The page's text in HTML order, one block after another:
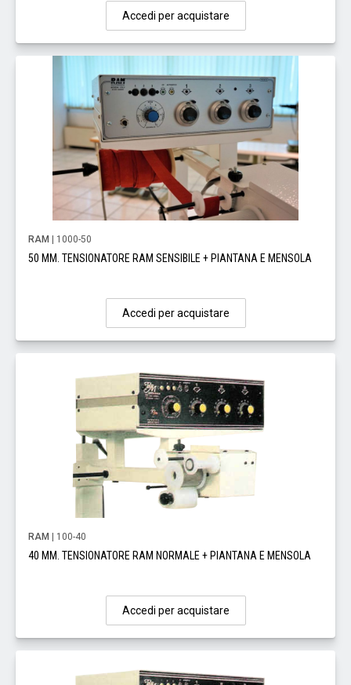
Accedi per acquistare
RAM | 1000-50
50 MM. TENSIONATORE RAM SENSIBILE + PIANTANA E MENSOLA
Accedi per acquistare
RAM | 100-40
40 MM. TENSIONATORE RAM NORMALE + PIANTANA E MENSOLA
Accedi per acquistare